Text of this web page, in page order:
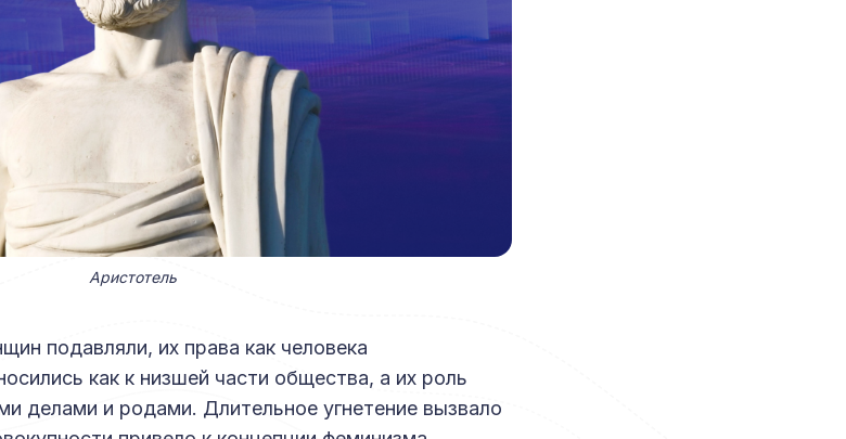
Аристотель
подавляли, их права как человека
как к низшей части общества, а их роль
делами и родами. Длительное угнетение вызвало